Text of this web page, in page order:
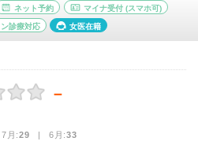
ネット予約 マイナ受付 (スマホ可)
診療対応 女医在籍
－
月:29 | 6月:33